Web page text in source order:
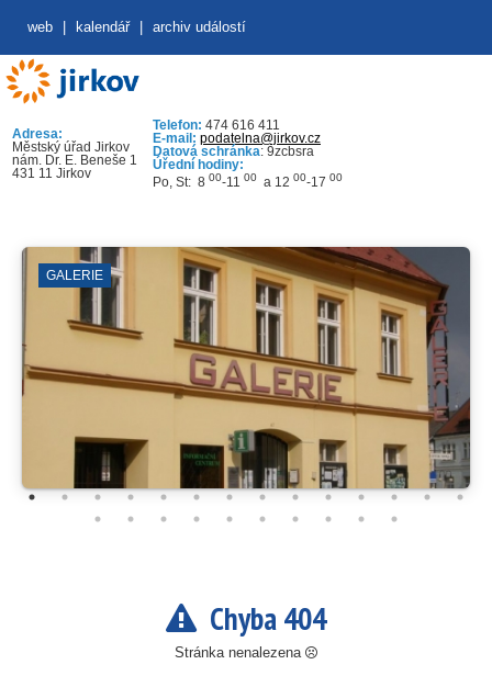
web kalendář archiv událostí
Adresa:
Městský úřad Jirkov
nám. Dr. E. Beneše 1
431 11 Jirkov
Telefon: 474 616 411
E-mail: podatelna@jirkov.cz
Datová schránka: 9zcbsra
Úřední hodiny:
Po, St: 8 00-11 00 a 12 00-17 00
GALERIE
Chyba 404
Stránka nenalezena